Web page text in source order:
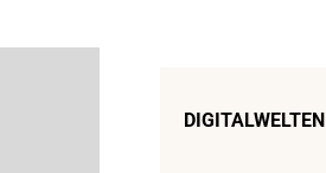
DIGITALWELTEN